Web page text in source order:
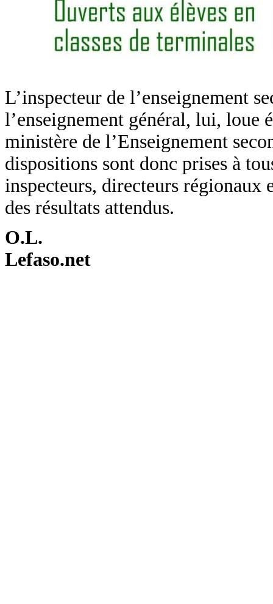
L’inspecteur de l’enseignement
l’enseignement général, lui, loue
ministère de l’Enseignement
dispositions sont donc prises à
inspecteurs, directeurs
des résultats attendus.
O.L.
Lefaso.net